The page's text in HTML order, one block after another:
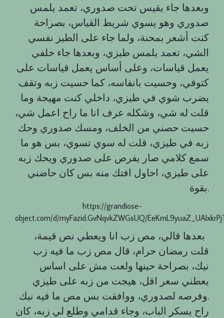
وبعدها جاء يقيس تحت صدوري، تعمد يلمس
صدوري وهو يسوي شريط القياس، بصراحة
كنت أشعر بمحنة، ولما جاء على الطيز نفسي
الشي، تعمد يلمس طيزي، وبعدها جاء خلفي
يعمل قياسات، وعلى أساس يعمل قياسات على
كتوفي، وحسيت بانفاسه، كما حسيت زبه وتقف
يضرب شوي في طيزي، داخلي كنت مهيجة وما
قلت له شي، وشكله عرف انا ما راح اعمل شي،
حسيت حصني من الخلف، ومسك صدوري وحك
زبه في طيزي، قلت له سوي تسوي، بس هو ما
سمع كلامي صار يفرص على صدوري ويحك زبه
على طيزي، احاول افتك منه بس كان حاضني
بقوة.
https://grandiose-
object.com/d/myFazid.GvNqvkZWGsUQ/
بعدها قالي، مص زب انا ويعطي نص قيمة،
قلت رمضان حرام، قال مص زب ما فيه زب
نيك، بصراحة حينها ولعت مش على اساس
يعطني سعر اقل، هيجت من زبه على طيزي
وفرصه لصدوري، ووافقت بس مص ما فيه نيك.
راح يسكر الباب، وجاء قدامي وطلع لي زبه، كان